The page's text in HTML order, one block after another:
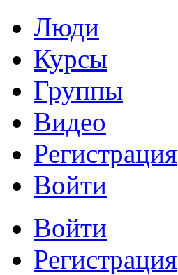
Люди
Курсы
Группы
Видео
Регистрация
Войти
Войти
Регистрация